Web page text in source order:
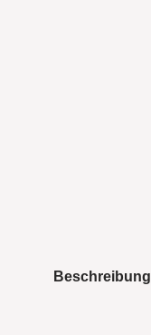
Beschreibung